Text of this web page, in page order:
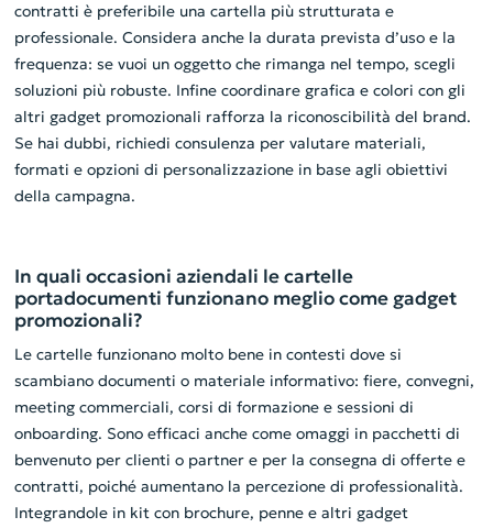
contratti è preferibile una cartella più strutturata e
professionale. Considera anche la durata prevista d’uso e la
frequenza: se vuoi un oggetto che rimanga nel tempo, scegli
soluzioni più robuste. Infine coordinare grafica e colori con gli
altri gadget promozionali rafforza la riconoscibilità del brand.
Se hai dubbi, richiedi consulenza per valutare materiali,
formati e opzioni di personalizzazione in base agli obiettivi
della campagna.
In quali occasioni aziendali le cartelle
portadocumenti funzionano meglio come gadget
promozionali?
Le cartelle funzionano molto bene in contesti dove si
scambiano documenti o materiale informativo: fiere, convegni,
meeting commerciali, corsi di formazione e sessioni di
onboarding. Sono efficaci anche come omaggi in pacchetti di
benvenuto per clienti o partner e per la consegna di offerte e
contratti, poiché aumentano la percezione di professionalità.
Integrandole in kit con brochure, penne e altri gadget